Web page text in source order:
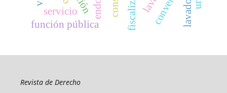
función pública
servicio
Revista de Derecho